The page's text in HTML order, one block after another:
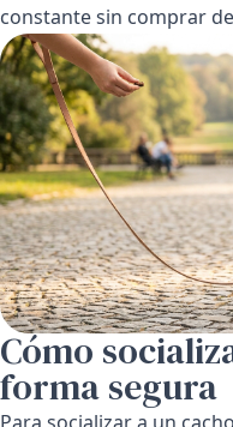
constante sin comprar
Cómo
forma segura
Para socializar a un